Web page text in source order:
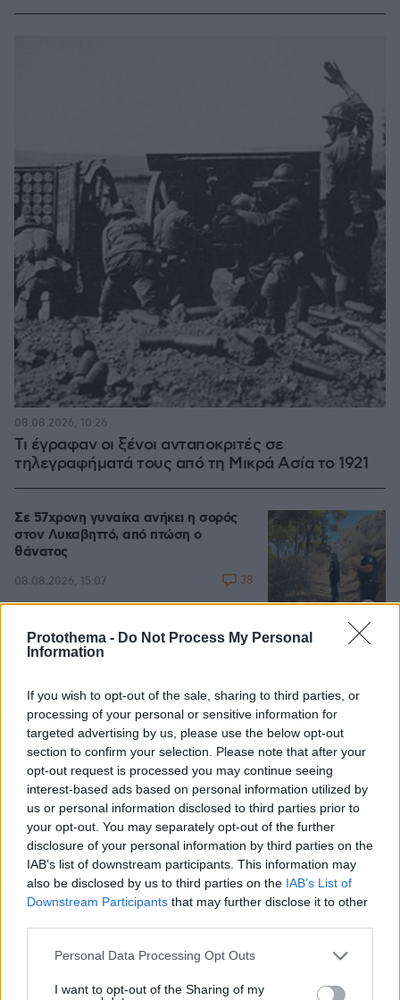
Protothema - Do Not Process My Personal
Information
If you wish to opt-out of the sale, sharing to third parties, or
processing of your personal or sensitive information for
targeted advertising by us, please use the below opt-out
section to confirm your selection. Please note that after your
opt-out request is processed you may continue seeing
interest-based ads based on personal information utilized by
us or personal information disclosed to third parties prior to
your opt-out. You may separately opt-out of the further
disclosure of your personal information by third parties on the
IAB’s list of downstream participants. This information may
also be disclosed by us to third parties on the IAB’s List of
Downstream Participants that may further disclose it to other
Please note that this website/app uses one or more Google
not limited to your visit or usage behaviour. You may click to
Personal Data Processing Opt Outs
I want to opt-out of the Sharing of my
Τι έγραφαν οι ξένοι ανταποκριτές σε
τηλεγραφήματά τους από τη Μικρά Ασία το 1921
08.08.2026, 10:26
Σε 57χρονη γυναίκα ανήκει η σορός
στον Λυκαβηττό, από πτώση ο
θάνατος
08.08.2026, 15:07 38
ενώ επιχειρούσε σε μεγάλη δασική
πυρκαγιά στη Γιούτα
08.08.2026, 09:34
Προήχθη σε Αστυνόμο Α' η
Κωνσταντία Δημογλίδου
08.08.2026, 14:57 20
Θρήνος για τον Μέσι: Πέθανε στα 68